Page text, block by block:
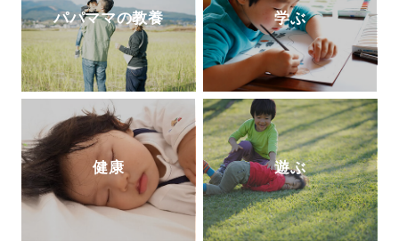
リー活用術』(PHP研究所)、『探究学舎の
スゴイ授業:子どもの好奇心が止まらない!
能力よりも興味を育てる探究メソッドのす
べて 元素編』(方丈社)、『強烈なオヤジが
高校も塾も通わせずに3人の息子を京都大
学に放り込んだ話』(徳間書店)など。http
s://tanqgakusha.jp/
パパママの教養 学ぶ
健康 遊ぶ